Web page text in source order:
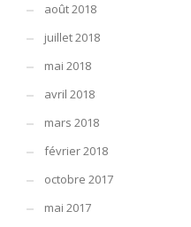
août 2018
juillet 2018
mai 2018
avril 2018
mars 2018
février 2018
octobre 2017
mai 2017